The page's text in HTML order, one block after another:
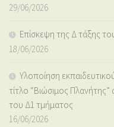
29/06/2026
Επίσκεψη της Δ τάξης
18/06/2026
Υλοποίηση
τίτλο “Βιώσιμος Πλανήτης”
του Δ1 τμήματος
16/06/2026